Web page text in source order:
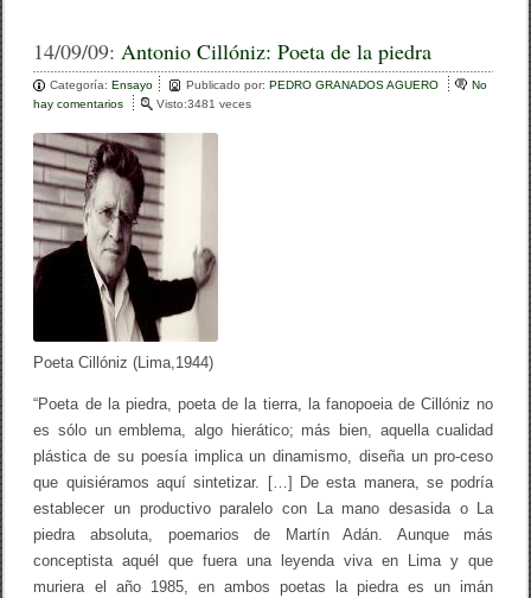
c
e
b
o
o
k
tt
er
m
p
ar
14/09/09:Antonio Cillóniz: Poeta de la piedra
Categoría:Ensayo Publicado por:PEDRO GRANADOS AGUERO
No
hay comentarios
A
n
t
o
n
i
o
C
i
n
z
:
o
e
d
e
l
Visto:3481 veces
Poeta Cillóniz (Lima,1944)
“Poeta de la piedra, poeta de la tierra, la fanopoeia de Cillóniz no
es sólo un emblema, algo hierático; más bien, aquella cualidad
plástica de su poesía implica un dinamismo, diseña un pro-ceso
que quisiéramos aquí sintetizar. […] De esta manera, se podría
establecer un productivo paralelo con La mano desasida o La
piedra absoluta, poemarios de Martín Adán. Aunque más
conceptista aquél que fuera una leyenda viva en Lima y que
muriera el año 1985, en ambos poetas la piedra es un imán